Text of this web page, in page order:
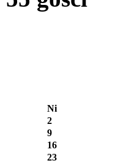
Ni
2
9
16
23